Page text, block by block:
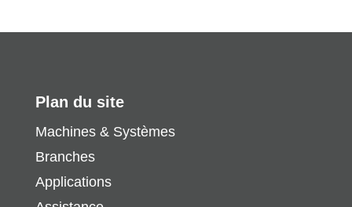
Plan du site
Machines & Systèmes
Branches
Applications